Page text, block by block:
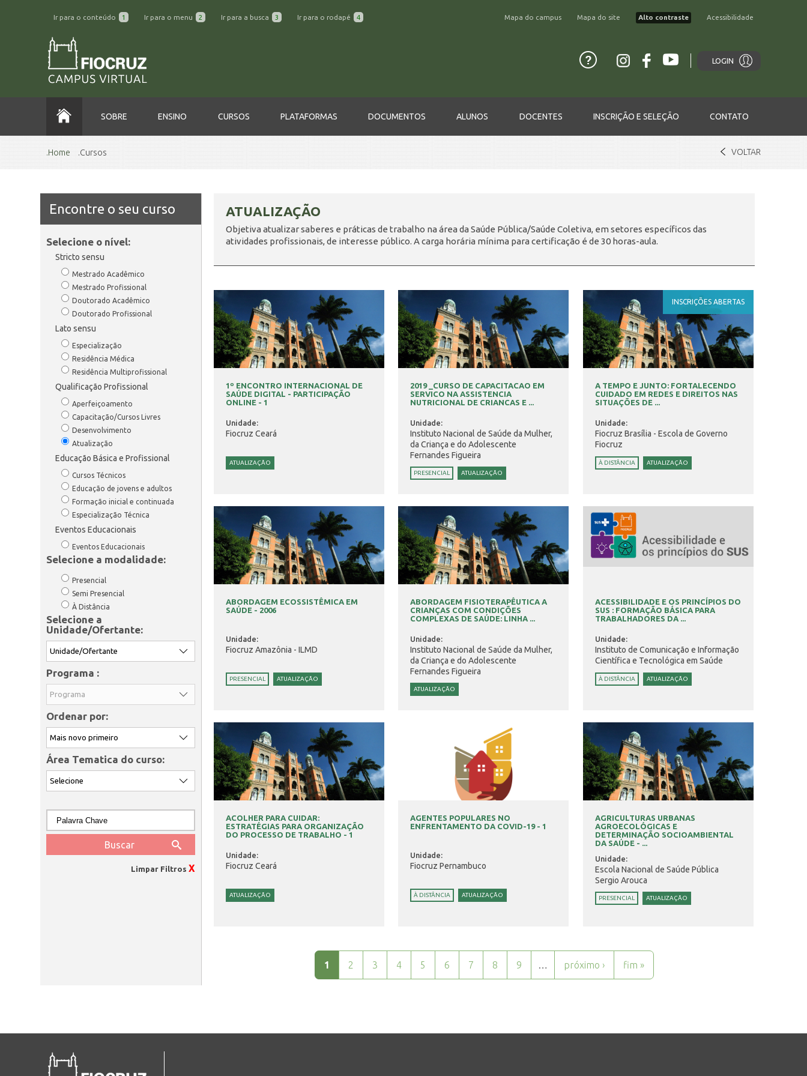
Ir para o conteúdo 1 Ir para o menu 2 Ir para a busca 3 Ir para o rodapé 4 Mapa do campus Mapa do site Alto contraste Acessibilidade
LOGIN
SOBRE ENSINO CURSOS PLATAFORMAS DOCUMENTOS ALUNOS DOCENTES INSCRIÇÃO E SELEÇÃO CONTATO
Home Cursos VOLTAR
Encontre o seu curso
Selecione o nível:
Stricto sensu
Mestrado Acadêmico
Mestrado Profissional
Doutorado Acadêmico
Doutorado Profissional
Lato sensu
Especialização
Residência Médica
Residência Multiprofissional
Qualificação Profissional
Aperfeiçoamento
Capacitação/Cursos Livres
Desenvolvimento
Atualização
Educação Básica e Profissional
Cursos Técnicos
Educação de jovens e adultos
Formação inicial e continuada
Especialização Técnica
Eventos Educacionais
Eventos Educacionais
Selecione a modalidade:
Presencial
Semi Presencial
À Distância
Selecione a
Unidade/Ofertante:
Programa :
Ordenar por:
Área Tematica do curso:
Limpar Filtros X
ATUALIZAÇÃO
Objetiva atualizar saberes e práticas de trabalho na área da Saúde Pública/Saúde Coletiva, em setores específicos das
atividades profissionais, de interesse público. A carga horária mínima para certificação é de 30 horas-aula.
1º ENCONTRO INTERNACIONAL DE
SAÚDE DIGITAL - PARTICIPAÇÃO
ONLINE - 1
Unidade:
Fiocruz Ceará
ATUALIZAÇÃO
2019 _CURSO DE CAPACITACAO EM
SERVICO NA ASSISTENCIA
NUTRICIONAL DE CRIANCAS E ...
Unidade:
Instituto Nacional de Saúde da Mulher,
da Criança e do Adolescente
Fernandes Figueira
PRESENCIAL ATUALIZAÇÃO
INSCRIÇÕES ABERTAS
A TEMPO E JUNTO: FORTALECENDO
CUIDADO EM REDES E DIREITOS NAS
SITUAÇÕES DE ...
Unidade:
Fiocruz Brasília - Escola de Governo
Fiocruz
À DISTÂNCIA ATUALIZAÇÃO
ABORDAGEM ECOSSISTÊMICA EM
SAÚDE - 2006
Unidade:
Fiocruz Amazônia - ILMD
PRESENCIAL ATUALIZAÇÃO
ABORDAGEM FISIOTERAPÊUTICA A
CRIANÇAS COM CONDIÇÕES
COMPLEXAS DE SAÚDE: LINHA ...
Unidade:
Instituto Nacional de Saúde da Mulher,
da Criança e do Adolescente
Fernandes Figueira
ATUALIZAÇÃO
ACESSIBILIDADE E OS PRINCÍPIOS DO
SUS : FORMAÇÃO BÁSICA PARA
TRABALHADORES DA ...
Unidade:
Instituto de Comunicação e Informação
Científica e Tecnológica em Saúde
À DISTÂNCIA ATUALIZAÇÃO
ACOLHER PARA CUIDAR:
ESTRATÉGIAS PARA ORGANIZAÇÃO
DO PROCESSO DE TRABALHO - 1
Unidade:
Fiocruz Ceará
ATUALIZAÇÃO
AGENTES POPULARES NO
ENFRENTAMENTO DA COVID-19 - 1
Unidade:
Fiocruz Pernambuco
À DISTÂNCIA ATUALIZAÇÃO
AGRICULTURAS URBANAS
AGROECOLÓGICAS E
DETERMINAÇÃO SOCIOAMBIENTAL
DA SAÚDE - ...
Unidade:
Escola Nacional de Saúde Pública
Sergio Arouca
PRESENCIAL ATUALIZAÇÃO
1 2 3 4 5 6 7 8 9 … próximo › fim »